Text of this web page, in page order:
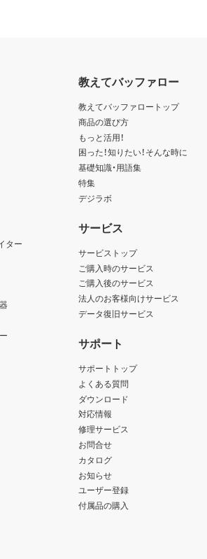
ター
教えてバッファロー
教えてバッファロートップ
商品の選び方
もっと活用！
困った！知りたい！そんな時に
基礎知識・用語集
特集
デジラボ
サービス
サービストップ
ご購入時のサービス
ご購入後のサービス
法人のお客様向けサービス
データ復旧サービス
サポート
サポートトップ
よくある質問
ダウンロード
対応情報
修理サービス
お問合せ
カタログ
お知らせ
ユーザー登録
付属品の購入